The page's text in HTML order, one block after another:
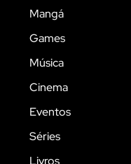
Mangá
Games
Música
Cinema
Eventos
Séries
Livros